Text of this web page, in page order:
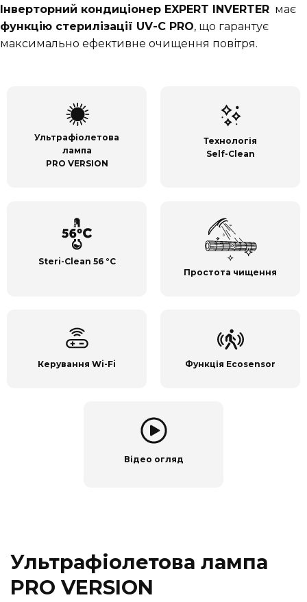
Інверторний кондиціонер EXPERT INVERTER має
функцію стерилізації UV-C PRO, що гарантує
максимально ефективне очищення повітря.
Ультрафіолетова
лампа
PRO VERSION
Технологія
Self-Clean
Steri-Clean 56 °C
Простота чищення
Керування Wi-Fi Функція Ecosensor
Відео огляд
Ультрафіолетова лампа
PRO VERSION